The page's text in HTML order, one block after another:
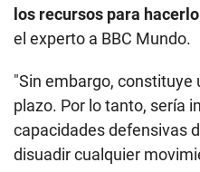
los recursos para
el experto a BBC Mundo.
"Sin embargo, constituye
plazo. Por lo tanto, sería
capacidades defensivas
disuadir cualquier